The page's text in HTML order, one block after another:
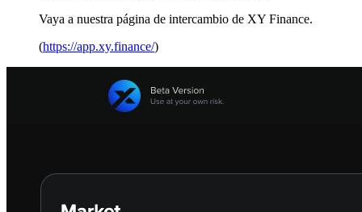
Vaya a nuestra página de intercambio de XY Finance.
(https://app.xy.finance/)